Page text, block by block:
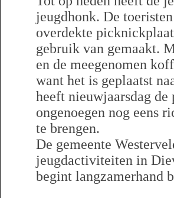
jeugdhonk. De
overdekte
gebruik van gemaakt.
en de meegenomen
want het is geplaatst
heeft nieuwjaarsdag de
ongenoegen nog eens
te brengen.
De gemeente
jeugdactiviteiten in
begint langzamerhand